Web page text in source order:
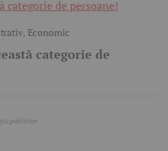
, Economic
categorie de